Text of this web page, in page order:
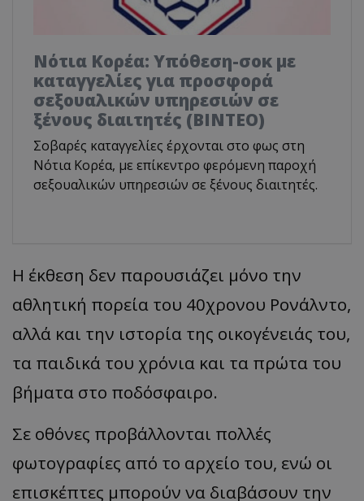
Νότια Κορέα: Υπόθεση-σοκ με
καταγγελίες για προσφορά
σεξουαλικών υπηρεσιών σε
ξένους διαιτητές (BINTEO)
Σοβαρές καταγγελίες έρχονται στο φως στη
Νότια Κορέα, με επίκεντρο φερόμενη παροχή
σεξουαλικών υπηρεσιών σε ξένους διαιτητές.
Η έκθεση δεν παρουσιάζει μόνο την
αθλητική πορεία του 40χρονου Ρονάλντο,
αλλά και την ιστορία της οικογένειάς του,
τα παιδικά του χρόνια και τα πρώτα του
βήματα στο ποδόσφαιρο.
Σε οθόνες προβάλλονται πολλές
φωτογραφίες από το αρχείο του, ενώ οι
επισκέπτες μπορούν να διαβάσουν την